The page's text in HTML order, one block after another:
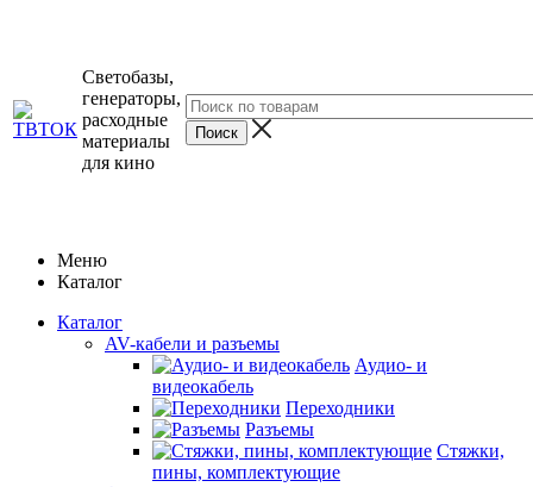
Светобазы,
генераторы,
расходные
материалы
для кино
Меню
Каталог
Каталог
AV-кабели и разъемы
Аудио- и
видеокабель
Переходники
Разъемы
Стяжки,
пины, комплектующие